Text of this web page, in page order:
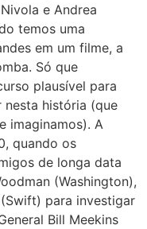
e Andrea
temos uma
em um filme, a
Só que
plausível para
história (que
imaginamos). A
quando os
de longa data
(Washington),
para investigar
Bill Meekins